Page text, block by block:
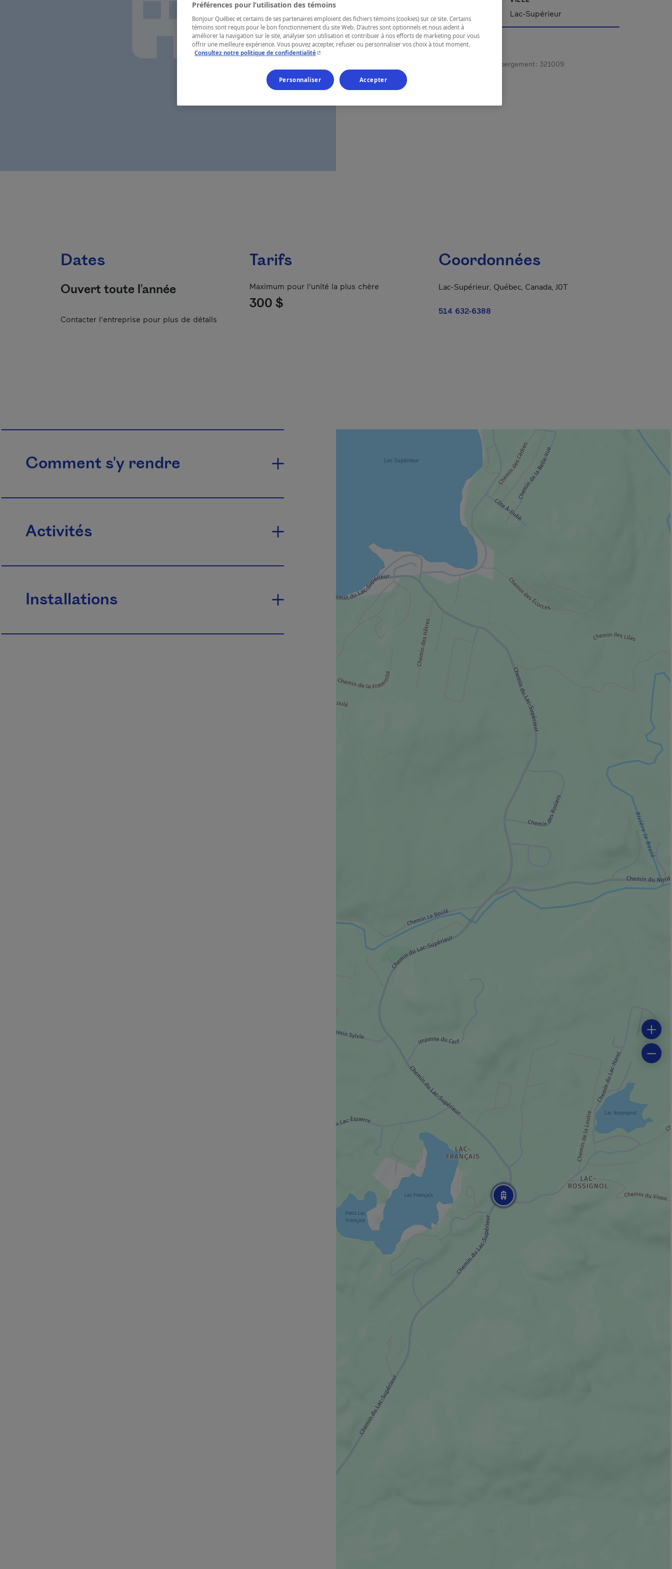
Lac-Supérieur
Numéro d’enregistrement d’hébergement : 321009
Dates
Ouvert toute l'année
Contacter l'entreprise pour plus de détails
Tarifs
Maximum pour l'unité la plus chère
300 $
Coordonnées
Lac-Supérieur, Québec, Canada, J0T
514 632-6388
Comment s'y rendre
Activités
Installations
Préférences pour l’utilisation des témoins
Bonjour Québec et certains de ses partenaires emploient des fichiers témoins (cookies) sur ce site. Certains
témoins sont requis pour le bon fonctionnement du site Web. D’autres sont optionnels et nous aident à
améliorer la navigation sur le site, analyser son utilisation et contribuer à nos efforts de marketing pour vous
offrir une meilleure expérience. Vous pouvez accepter, refuser ou personnaliser vos choix à tout moment.
Consultez notre politique de confidentialité- Cet hyperlien s'ouvrira dans une nouvelle fenêtre.
Personnaliser Accepter